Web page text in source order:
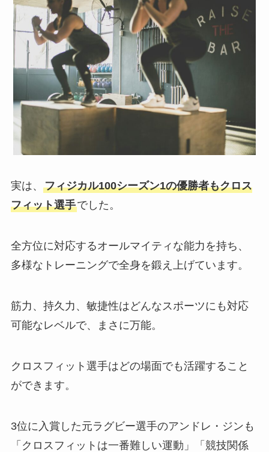
実は、 フィジカル100シーズン1の優勝者もクロス
フィット選手でした。
全方位に対応するオールマイティな能力を持ち、
多様なトレーニングで全身を鍛え上げています。
筋力、持久力、敏捷性はどんなスポーツにも対応
可能なレベルで、まさに万能。
クロスフィット選手はどの場面でも活躍すること
ができます。
3位に入賞した元ラグビー選手のアンドレ・ジンも
「クロスフィットは一番難しい運動」「競技関係